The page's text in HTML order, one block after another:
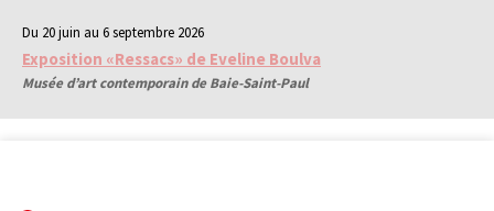
Du 20 juin au 6 septembre 2026
Exposition «Ressacs» de Eveline Boulva
Musée d’art contemporain de Baie-Saint-Paul